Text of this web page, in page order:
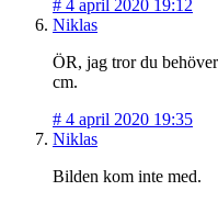
# 4 april 2020 19:12
Niklas
ÖR, jag tror du
cm.
# 4 april 2020 19:35
Niklas
Bilden kom inte med.